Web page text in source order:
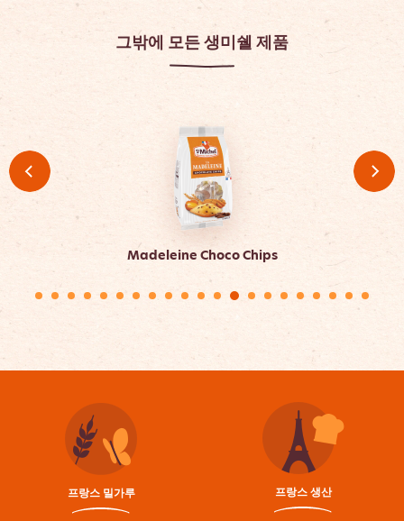
그밖에 모든 생미쉘 제품
Madeleine Choco Chips
프랑스 밀가루 프랑스 생산